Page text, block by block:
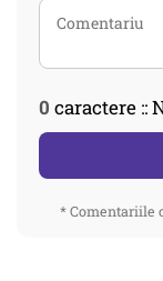
0 caractere ::
* Comentariile